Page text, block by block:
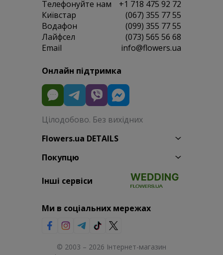
Телефонуйте нам
+1 718 475 92 72
Київстар
(067) 355 77 55
Водафон
(099) 355 77 55
Лайфсел
(073) 565 56 68
Email
info@flowers.ua
Онлайн підтримка
Цілодобово. Без вихідних
Flowers.ua DETAILS
Покупцю
Інші сервіси
Ми в соціальних мережах
© 2003 – 2026 Інтернет-магазин